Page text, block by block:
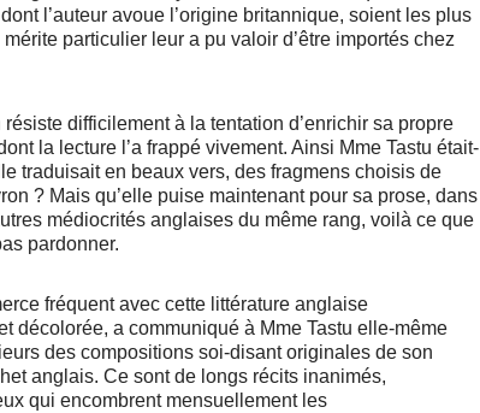
l’auteur avoue l’origine britannique, soient les plus
particulier leur a pu valoir d’être importés chez
difficilement à la tentation d’enrichir sa propre
la lecture l’a frappé vivement. Ainsi Mme Tastu était-
traduisait en beaux vers, des fragmens choisis de
? Mais qu’elle puise maintenant pour sa prose, dans
médiocrités anglaises du même rang, voilà ce que
pardonner.
fréquent avec cette littérature anglaise
décolorée, a communiqué à Mme Tastu elle-même
des compositions soi-disant originales de son
anglais. Ce sont de longs récits inanimés,
qui encombrent mensuellement les